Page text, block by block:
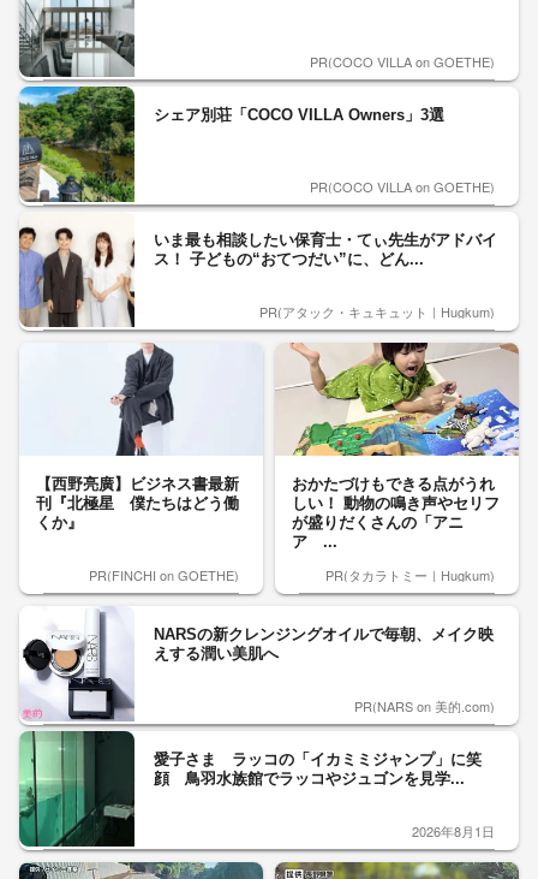
PR(COCO VILLA on GOETHE)
シェア別荘「COCO VILLA Owners」3選
PR(COCO VILLA on GOETHE)
いま最も相談したい保育士・てぃ先生がアドバイ
ス！ 子どもの“おてつだい”に、どん...
PR(アタック・キュキュット｜Hugkum)
【西野亮廣】ビジネス書最新
刊『北極星 僕たちはどう働
くか』
PR(FINCHI on GOETHE)
おかたづけもできる点がうれ
しい！ 動物の鳴き声やセリフ
が盛りだくさんの「アニ
ア ...
PR(タカラトミー｜Hugkum)
NARSの新クレンジングオイルで毎朝、メイク映
えする潤い美肌へ
PR(NARS on 美的.com)
愛子さま ラッコの「イカミミジャンプ」に笑
顔 鳥羽水族館でラッコやジュゴンを見学...
2026年8月1日